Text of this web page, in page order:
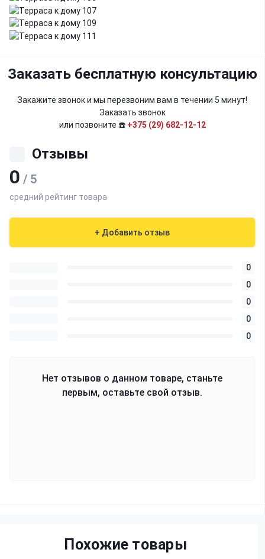
Заказать бесплатную консультацию
Закажите звонок и мы перезвоним вам в течении 5 минут!
Заказать звонок
или позвоните ☎️ +375 (29) 682-12-12
Отзывы
0 / 5
средний рейтинг товара
+ Добавить отзыв
0
0
0
0
0
Нет отзывов о данном товаре, станьте
первым, оставьте свой отзыв.
Похожие товары